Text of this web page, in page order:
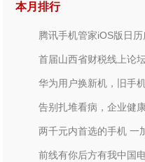
本月排行
腾讯手机管家iOS版日
首届山西省财税线上论
华为用户换新机，旧手
告别扎堆看病，企业健
两千元内首选的手机 一
前线有你后方有我中国